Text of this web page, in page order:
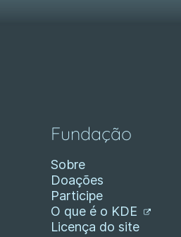
Fundação
Sobre
Doações
Participe
O que é o KDE
Licença do site